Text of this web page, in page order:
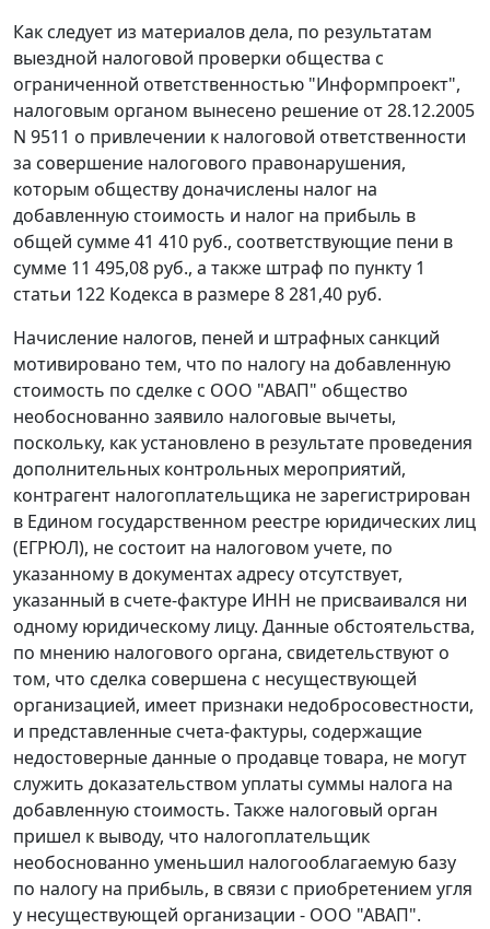
Как следует из материалов дела, по результатам
выездной налоговой проверки общества с
ограниченной ответственностью "Информпроект",
налоговым органом вынесено решение от 28.12.2005
N 9511 о привлечении к налоговой ответственности
за совершение налогового правонарушения,
которым обществу доначислены налог на
добавленную стоимость и налог на прибыль в
общей сумме 41 410 руб., соответствующие пени в
сумме 11 495,08 руб., а также штраф по пункту 1
статьи 122 Кодекса в размере 8 281,40 руб.
Начисление налогов, пеней и штрафных санкций
мотивировано тем, что по налогу на добавленную
стоимость по сделке с ООО "АВАП" общество
необоснованно заявило налоговые вычеты,
поскольку, как установлено в результате проведения
дополнительных контрольных мероприятий,
контрагент налогоплательщика не зарегистрирован
в Едином государственном реестре юридических лиц
(ЕГРЮЛ), не состоит на налоговом учете, по
указанному в документах адресу отсутствует,
указанный в счете-фактуре ИНН не присваивался ни
одному юридическому лицу. Данные обстоятельства,
по мнению налогового органа, свидетельствуют о
том, что сделка совершена с несуществующей
организацией, имеет признаки недобросовестности,
и представленные счета-фактуры, содержащие
недостоверные данные о продавце товара, не могут
служить доказательством уплаты суммы налога на
добавленную стоимость. Также налоговый орган
пришел к выводу, что налогоплательщик
необоснованно уменьшил налогооблагаемую базу
по налогу на прибыль, в связи с приобретением угля
у несуществующей организации - ООО "АВАП".